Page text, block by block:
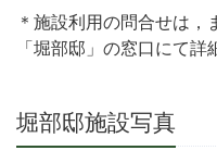
＊施設利用の問合せは
「堀部邸」の窓口にて詳
堀部邸施設写真